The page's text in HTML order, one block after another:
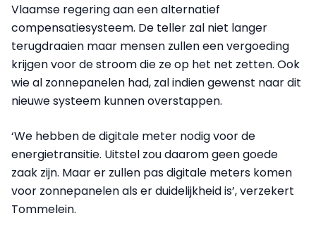
Vlaamse regering aan een alternatief
compensatiesysteem. De teller zal niet langer
terugdraaien maar mensen zullen een vergoeding
krijgen voor de stroom die ze op het net zetten. Ook
wie al zonnepanelen had, zal indien gewenst naar dit
nieuwe systeem kunnen overstappen.
‘We hebben de digitale meter nodig voor de
energietransitie. Uitstel zou daarom geen goede
zaak zijn. Maar er zullen pas digitale meters komen
voor zonnepanelen als er duidelijkheid is’, verzekert
Tommelein.